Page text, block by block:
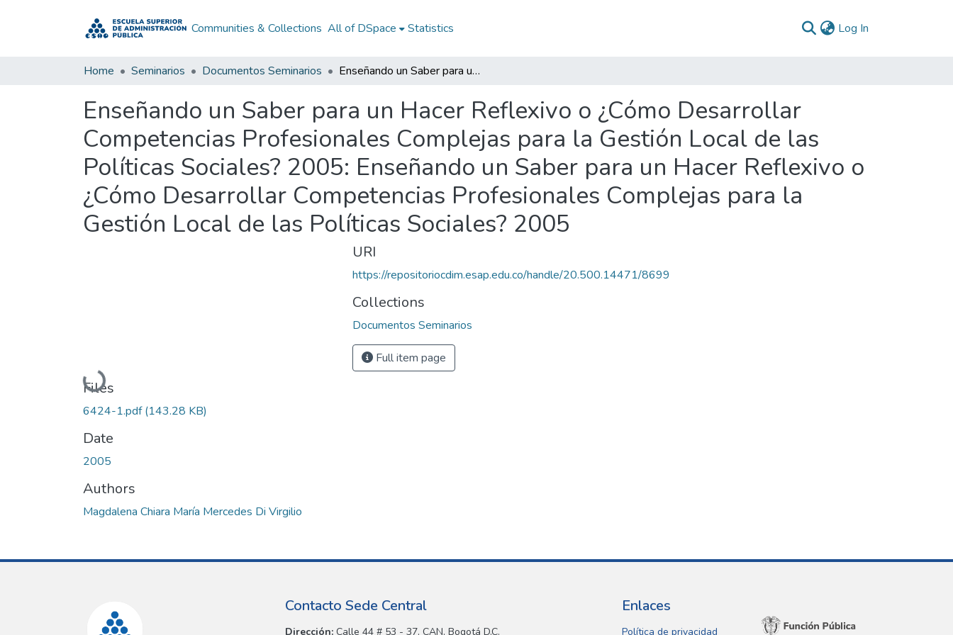
Communities & Collections All of DSpace Statistics Log In
Home Seminarios Documentos Seminarios Enseñando un Saber para un Hacer Reflexivo o ¿Cómo Desarrollar Competencias Profesionales Complejas para la Gestión Local de las Políticas Sociales? 2005: Enseñando un Saber para un Hacer Reflexivo o ¿Cómo Desarrollar Competencias Profesionales Complejas para la Gestión Local de las Políticas Sociales? 2005
Enseñando un Saber para un Hacer Reflexivo o ¿Cómo Desarrollar
Competencias Profesionales Complejas para la Gestión Local de las
Políticas Sociales? 2005: Enseñando un Saber para un Hacer Reflexivo o
¿Cómo Desarrollar Competencias Profesionales Complejas para la
Gestión Local de las Políticas Sociales? 2005
Loading...
Files
6424-1.pdf(143.28 KB)
Date
2005
Authors
Magdalena Chiara María Mercedes Di Virgilio
URI
https://repositoriocdim.esap.edu.co/handle/20.500.14471/8699
Collections
Documentos Seminarios
Full item page
Contacto Sede Central
Dirección: Calle 44 # 53 - 37, CAN, Bogotá D.C.
Enlaces
Política de privacidad